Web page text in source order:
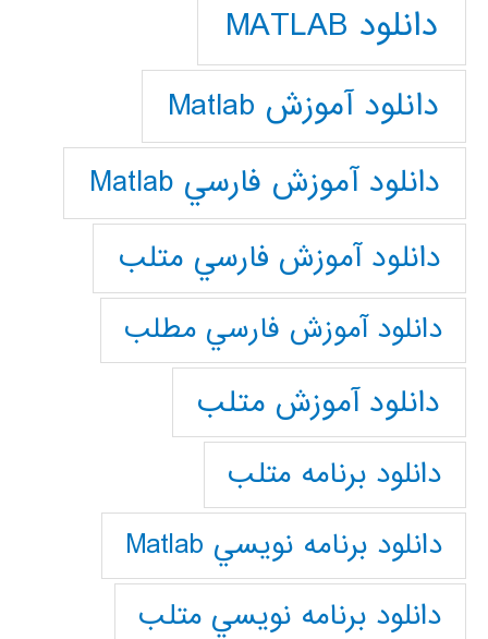
دانلود MATLAB
دانلود آموزش Matlab
دانلود آموزش فارسي Matlab
دانلود آموزش فارسي متلب
دانلود آموزش فارسي مطلب
دانلود آموزش متلب
دانلود برنامه متلب
دانلود برنامه نويسي Matlab
دانلود برنامه نويسي متلب